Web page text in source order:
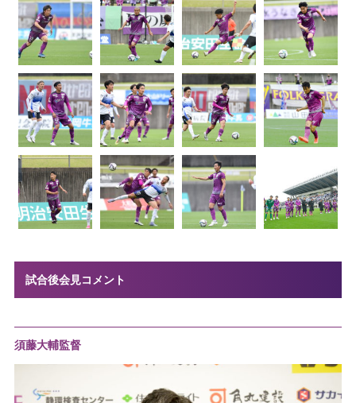
試合後会見コメント
須藤大輔監督